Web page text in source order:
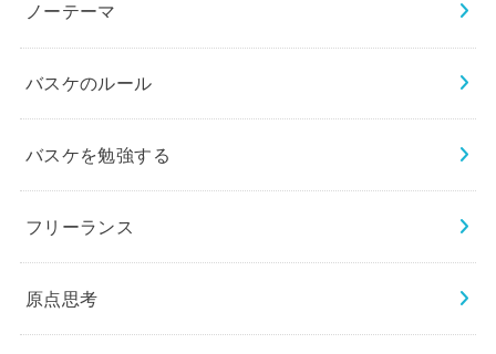
ノーテーマ
バスケのルール
バスケを勉強する
フリーランス
原点思考